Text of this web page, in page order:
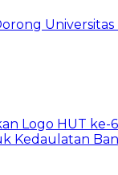
Logo HUT ke-
Kedaulatan